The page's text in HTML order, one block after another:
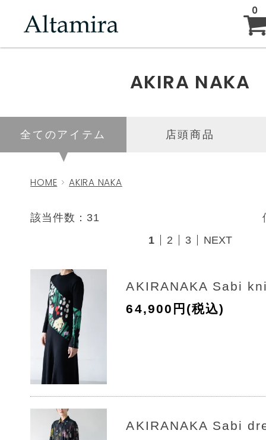
0
ABOUT
AKIRA NAKA
全てのアイテム 店頭商品
HOME AKIRA NAKA
該当件数：31
1
2 3 NEXT
AKIRANAKA Sabi
64,900円(税込)
AKIRANAKA Sabi